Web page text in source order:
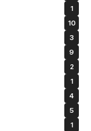
1
10
3
9
2
1
4
5
1